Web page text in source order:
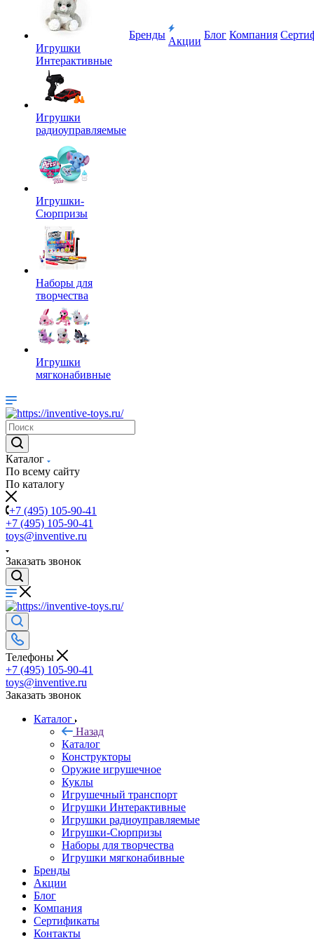
Игрушки
Интерактивные
Игрушки
радиоуправляемые
Игрушки-
Сюрпризы
Наборы для
творчества
Игрушки
мягконабивные
Бренды
Акции
Блог Компания
Каталог
По всему сайту
По каталогу
+7 (495) 105-90-41
+7 (495) 105-90-41
toys@inventive.ru
Заказать звонок
Телефоны
+7 (495) 105-90-41
toys@inventive.ru
Заказать звонок
Каталог
Назад
Каталог
Конструкторы
Оружие игрушечное
Куклы
Игрушечный транспорт
Игрушки Интерактивные
Игрушки радиоуправляемые
Игрушки-Сюрпризы
Наборы для творчества
Игрушки мягконабивные
Бренды
Акции
Блог
Компания
Сертификаты
Контакты